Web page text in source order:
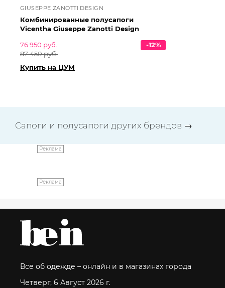
GIUSEPPE ZANOTTI DESIGN
Комбинированные полусапоги
Vicentha Giuseppe Zanotti Design
76 950 руб.
87 450 руб.
-12%
Купить на ЦУМ
Сапоги и полусапоги других брендов →
Реклама
Реклама
Все об одежде – онлайн и в магазинах города
Четверг, 6 Август 2026 г.